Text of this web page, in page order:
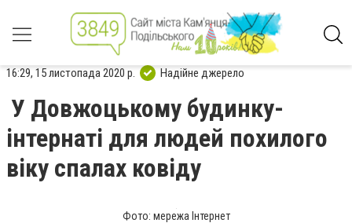
16:29, 15 листопада 2020 р. Надійне джерело
У Довжоцькому будинку-
інтернаті для людей похилого
віку спалах ковіду
Фото: мережа Інтернет